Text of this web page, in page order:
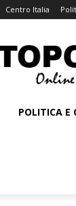
Centro Italia
POLITICA E